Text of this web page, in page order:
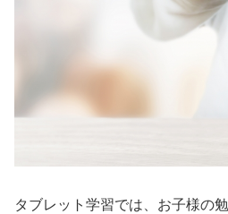
タブレット学習では、お子様の